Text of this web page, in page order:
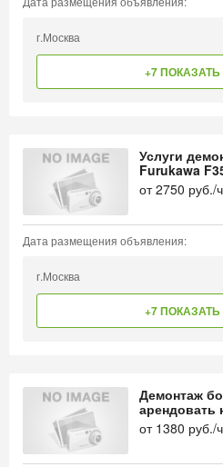
г.Москва
+7
Услуги
Furukawa
от2750 руб./
Дата размещения объявления:
г.Москва
+7
Демонтаж
арендовать
от 1380 руб./